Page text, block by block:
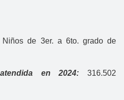
Niños de 3er. a 6to. grado de
en 2024: 316.502